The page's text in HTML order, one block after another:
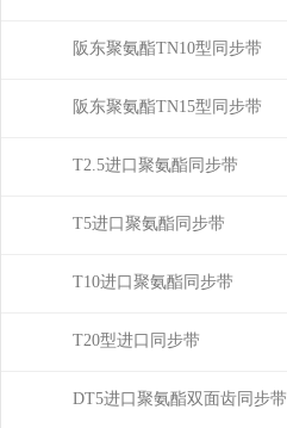
阪东聚氨酯TN10型同步带
阪东聚氨酯TN15型同步带
T2.5进口聚氨酯同步带
T5进口聚氨酯同步带
T10进口聚氨酯同步带
T20型进口同步带
DT5进口聚氨酯双面齿同步带